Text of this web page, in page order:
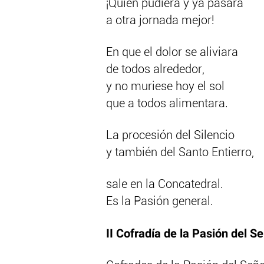
¡Quien pudiera y ya pasara
a otra jornada mejor!
En que el dolor se aliviara
de todos alrededor,
y no muriese hoy el sol
que a todos alimentara.
La procesión del Silencio
y también del Santo Entierro,
sale en la Concatedral.
Es la Pasión general.
II Cofradía de la Pasión del